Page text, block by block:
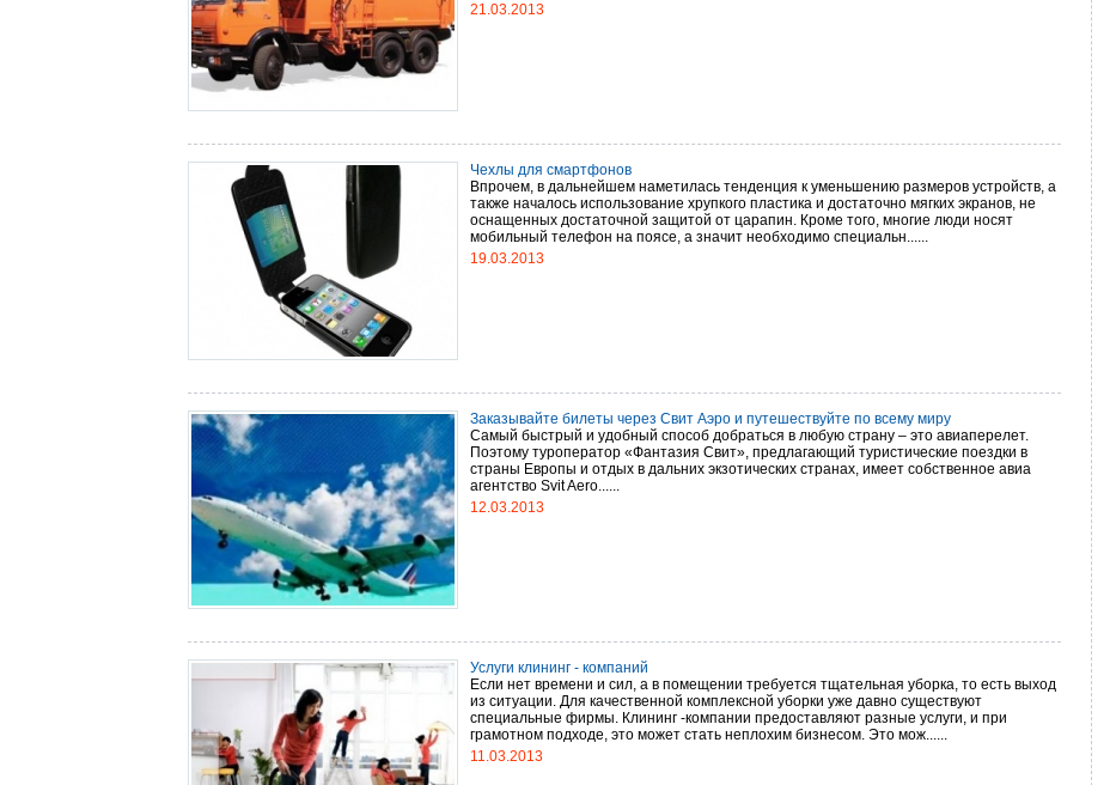
21.03.2013
Чехлы для смартфонов
Впрочем, в дальнейшем наметилась тенденция к уменьшению размеров устройств, а
также началось использование хрупкого пластика и достаточно мягких экранов, не
оснащенных достаточной защитой от царапин. Кроме того, многие люди носят
мобильный телефон на поясе, а значит необходимо специальн......
19.03.2013
Заказывайте билеты через Свит Аэро и путешествуйте по всему миру
Самый быстрый и удобный способ добраться в любую страну – это авиаперелет.
Поэтому туроператор «Фантазия Свит», предлагающий туристические поездки в
страны Европы и отдых в дальних экзотических странах, имеет собственное авиа
агентство Svit Aero......
12.03.2013
Услуги клининг - компаний
Если нет времени и сил, а в помещении требуется тщательная уборка, то есть выход
из ситуации. Для качественной комплексной уборки уже давно существуют
специальные фирмы. Клининг -компании предоставляют разные услуги, и при
грамотном подходе, это может стать неплохим бизнесом. Это мож......
11.03.2013